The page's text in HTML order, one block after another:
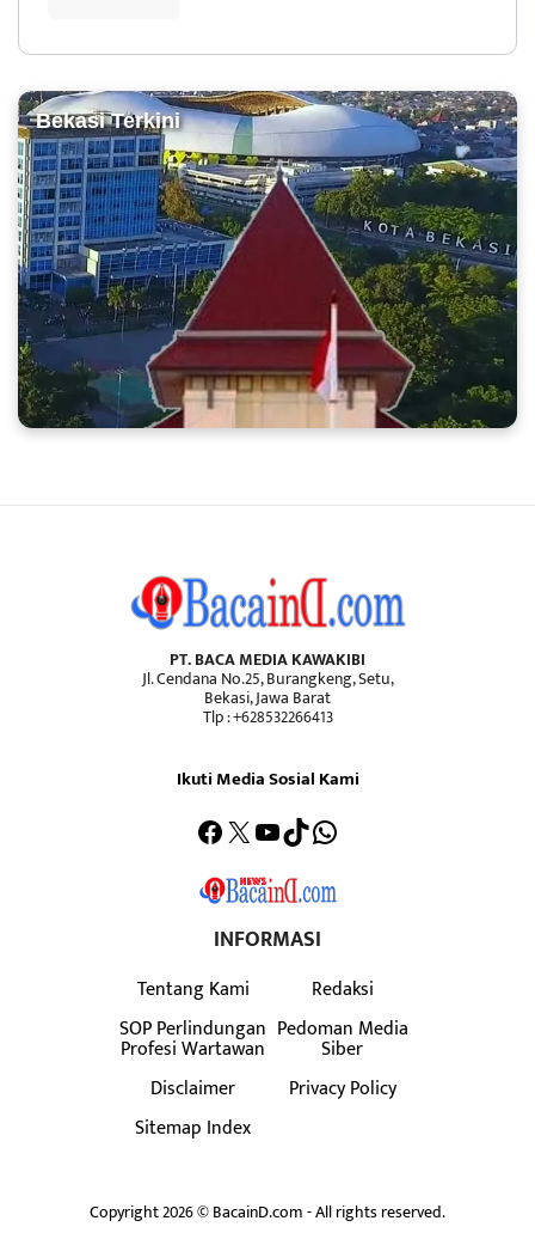
Bekasi Terkini
PT. BACA MEDIA KAWAKIBI
Jl. Cendana No.25, Burangkeng, Setu,
Bekasi, Jawa Barat
Tlp : +628532266413
Ikuti Media Sosial Kami
Facebook
X YouTube
TikTokWhatsApp
INFORMASI
Tentang Kami
Redaksi
SOP Perlindungan
Profesi Wartawan
Pedoman Media
Siber
Disclaimer
Privacy Policy
Sitemap Index
Copyright 2026 © BacainD.com - All rights reserved.